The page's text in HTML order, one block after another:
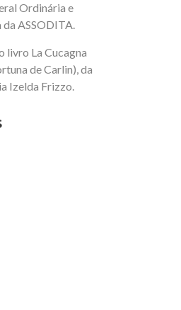
Ordinária e
ASSODITA.
livro La Cucagna
de Carlin), da
Izelda Frizzo.